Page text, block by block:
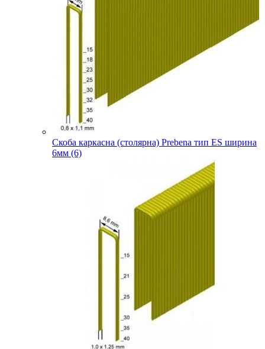
Скоба каркасна (столярна) Prebena тип ES ширина
6мм (6)